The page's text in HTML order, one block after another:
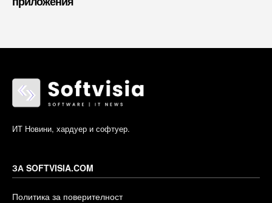
ИТ Новини, хардуер и софтуер.
ЗА SOFTVISIA.COM
Политика за поверителност